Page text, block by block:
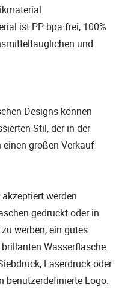
ist PP bpa frei, 100%
und
Designs können
Stil, der in der
einen großen Verkauf
werden
gedruckt oder in
werben, ein gutes
Wasserflasche.
Laserdruck oder
benutzerdefinierte Logo.